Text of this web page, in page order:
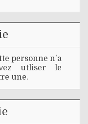
personne n'a
utliser le
une.